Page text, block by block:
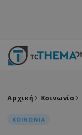
Αρχική Κοινωνία
ΚΟΙΝΩΝΙΑ